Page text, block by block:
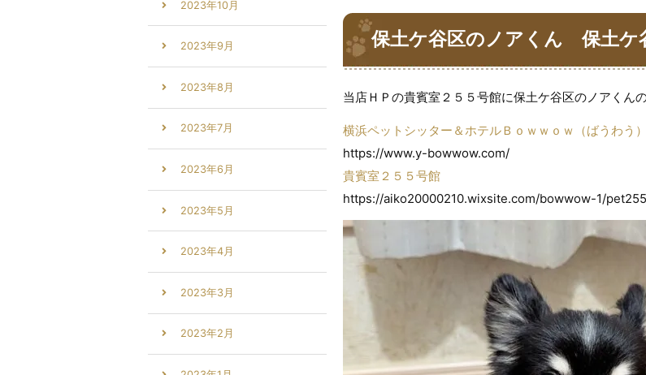
保土ケ谷区のノアくん 保土ケ
ｗばうわう
当店ＨＰの貴賓室２５５号館に保土ケ谷区のノアくん
横浜ペットシッター＆ホテルＢｏｗｗｏｗ（ばうわう）
https://www.y-bowwow.com/
貴賓室２５５号館
https://aiko20000210.wixsite.com/bowwow-1/pet255
2023年10月
2023年9月
2023年8月
2023年7月
2023年6月
2023年5月
2023年4月
2023年3月
2023年2月